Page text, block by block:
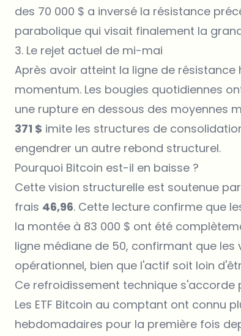
des 70 000 $ a inversé la résistance
parabolique qui visait finalement la
3. Le rejet actuel de mi-mai
Après avoir atteint la ligne de résistance
momentum. Les bougies quotidiennes
une rupture en dessous des moyennes
371 $ imite les structures de
engendrer un autre rebond structurel.
Pourquoi Bitcoin est-il en baisse ?
Cette vision structurelle est soutenue
frais 46,96. Cette lecture confirme que
la montée à 83 000 $ ont été
ligne médiane de 50, confirmant que
opérationnel, bien que l'actif soit loin
Ce refroidissement technique
Les ETF Bitcoin au comptant ont connu
hebdomadaires pour la première fois